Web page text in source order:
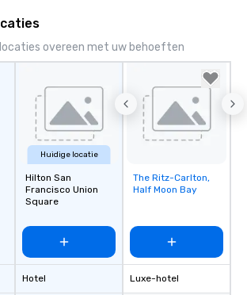
locaties overeen met uw behoeften
Huidige locatie
Hilton San
Francisco Union
Square
Hotel
Removed from
favorites
The Ritz-Carlton,
Half Moon Bay
Luxe-hotel